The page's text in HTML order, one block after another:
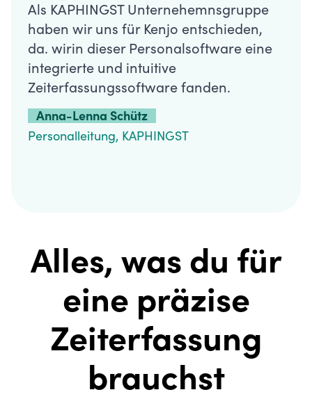
Als KAPHINGST Unternehemnsgruppe
haben wir uns für Kenjo entschieden,
da. wirin dieser Personalsoftware eine
integrierte und intuitive
Zeiterfassungssoftware fanden.
Anna-Lenna Schütz
Personalleitung, KAPHINGST
Als KAPHINGST
Unternehemnsgruppe
haben wir uns für
Kenjo entschieden, da.
wirin dieser
Personalsoftware eine
integrierte und intuitive
Alles, was du für
eine präzise
Zeiterfassung
brauchst